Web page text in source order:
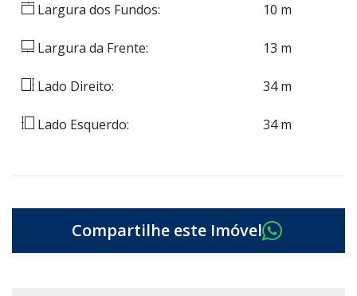
Largura dos Fundos: 10 m
Largura da Frente: 13 m
Lado Direito: 34 m
Lado Esquerdo: 34 m